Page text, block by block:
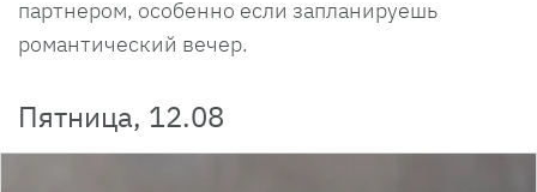
партнером, особенно если запланируешь
романтический вечер.
Пятница, 12.08